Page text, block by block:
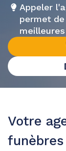
Appeler
permet
Votre